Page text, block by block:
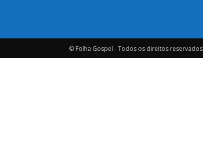
© Folha Gospel - Todos os direitos reservados